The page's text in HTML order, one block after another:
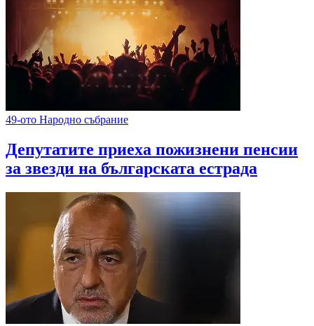
49-ото Народно събрание
Депутатите приеха пожизнени пенсии
за звезди на българската естрада